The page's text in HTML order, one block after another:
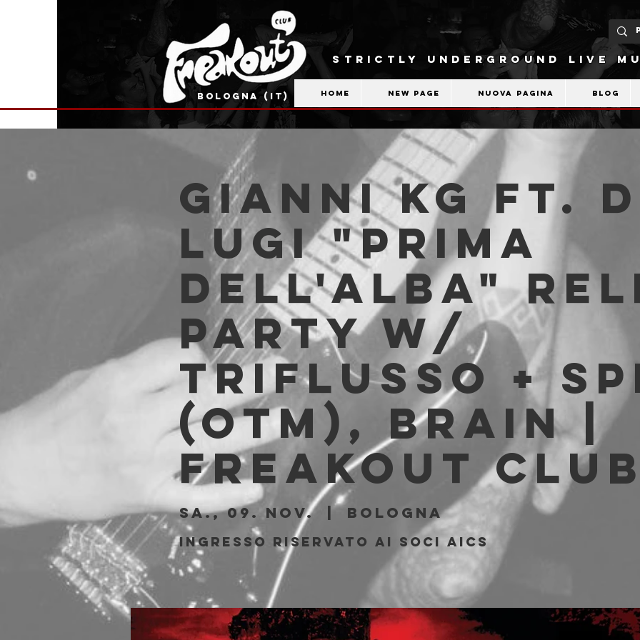
BOLOGNA (IT)
STRICTLY UNDERGROUND LIVE
Home New Page Nuova pagina Blog
Gianni KG ft.
Lugi "Prima
dell'Alba"
Party w/
Triflusso +
(OTM), Brain |
Freakout
Sa., 09. Nov.
  |
Bologna
Ingresso riservato ai soci AICS